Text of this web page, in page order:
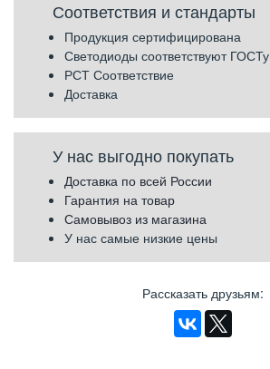
Соответствия и стандарты
Продукция сертифицирована
Светодиоды соответствуют ГОСТу
РСТ Соответствие
Доставка
У нас выгодно покупать
Доставка по всей России
Гарантия на товар
Самовывоз из магазина
У нас самые низкие цены
Рассказать друзьям: